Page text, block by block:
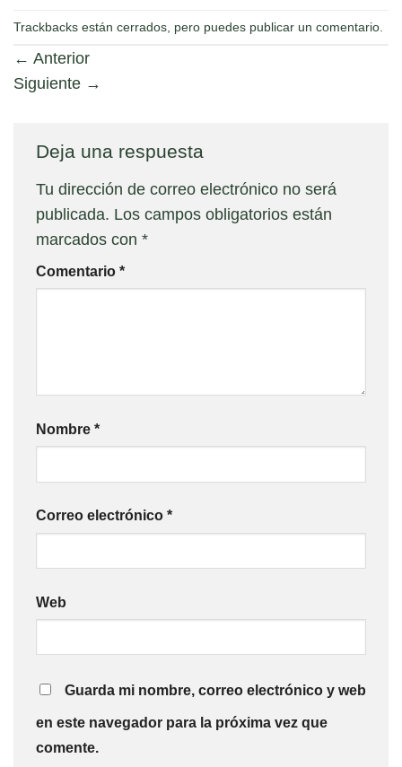
Trackbacks están cerrados, pero puedes publicar un comentario
← Anterior
Siguiente →
Deja una respuesta
Tu dirección de correo electrónico no será
publicada. Los campos obligatorios están
marcados con *
Comentario *
Nombre *
Correo electrónico *
Web
Guarda mi nombre, correo electrónico y web
en este navegador para la próxima vez que
comente.